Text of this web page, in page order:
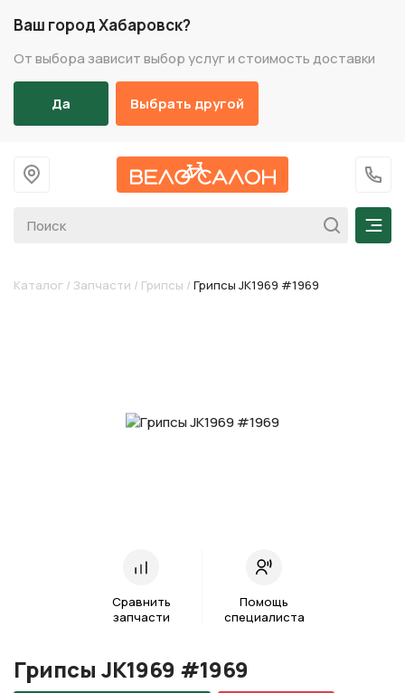
Ваш город Хабаровск?
От выбора зависит выбор услуг и стоимость доставки
Да Выбрать другой
На главную
+7
Каталог / Запчасти / Грипсы / Грипсы JK1969 #1969
Сравнить
запчасти
Помощь
специалиста
Грипсы JK1969 #1969